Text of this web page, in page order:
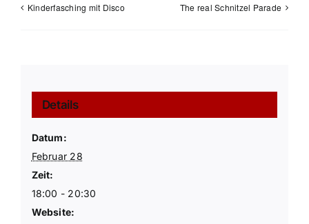
Kinderfasching mit Disco The real Schnitzel Parade
Details
Datum:
Februar 28
Zeit:
18:00 - 20:30
Website: